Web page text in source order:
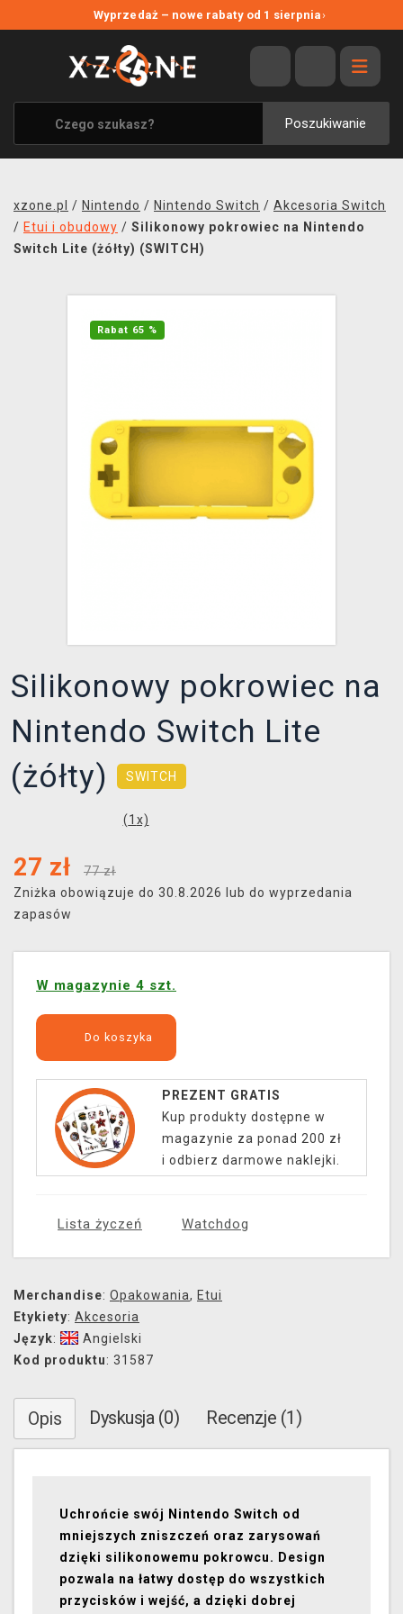
Wyprzedaż – nowe rabaty od 1 sierpnia›
Poszukiwanie
WYPRZEDAŻ
WSZYSTKIE MARKI
XZONE ORIGINALS
UBRANIA I AKCESORIA
SOUNDTRACKI
XZONE KLUB
xzone.pl / Nintendo / Nintendo Switch / Akcesoria Switch
/ Etui i obudowy / Silikonowy pokrowiec na Nintendo
Switch Lite (żółty) (SWITCH)
Rabat 65 %
Silikonowy pokrowiec na
Nintendo Switch Lite
(żółty)
SWITCH
(1 x)
27 zł
77 zł
Zniżka obowiązuje do 30.8.2026 lub do wyprzedania
zapasów
W magazynie 4 szt.
Do koszyka
PREZENT GRATIS
Kup produkty dostępne w
magazynie za ponad 200 zł
i odbierz darmowe naklejki.
Lista życzeń Watchdog
Merchandise: Opakowania, Etui
Etykiety: Akcesoria
Język:
Angielski
Kod produktu: 31587
Opis Dyskusja (0) Recenzje (1)
Uchrońcie swój Nintendo Switch od
mniejszych zniszczeń oraz zarysowań
dzięki silikonowemu pokrowcu. Design
pozwala na łatwy dostęp do wszystkich
przycisków i wejść, a dzięki dobrej